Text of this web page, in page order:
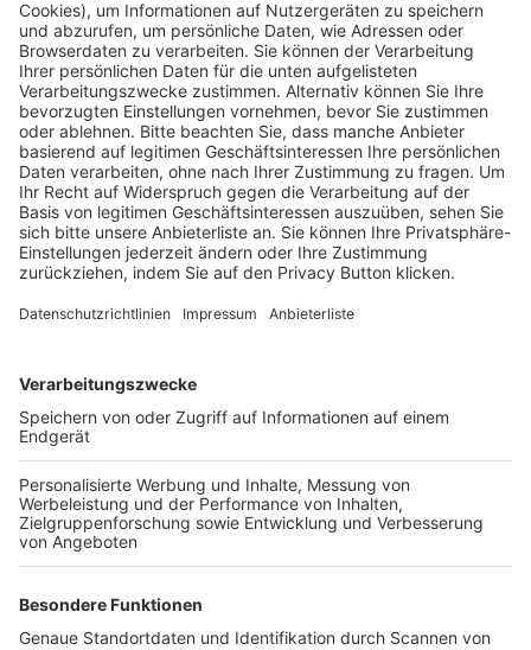
Pässe und Vereinswechsel
Trainerausbildung
Schulungsangebot Vereinsmitarbeiter
BFV-Geschäftsstellen
Trainerbörse
Login SpielPlus
FOLGE DEM BFV
TOP-VEREINE
TOP-PARTNER